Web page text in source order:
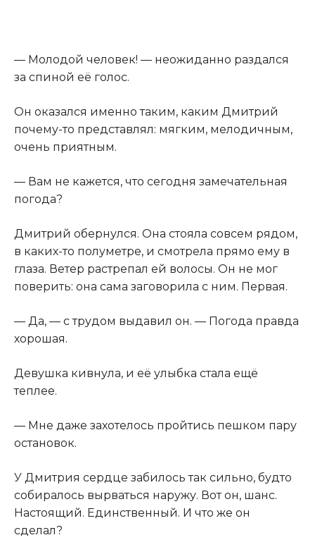
— Молодой человек! — неожиданно раздался
за спиной её голос.
Он оказался именно таким, каким Дмитрий
почему-то представлял: мягким, мелодичным,
очень приятным.
— Вам не кажется, что сегодня замечательная
погода?
Дмитрий обернулся. Она стояла совсем рядом,
в каких-то полуметре, и смотрела прямо ему в
глаза. Ветер растрепал ей волосы. Он не мог
поверить: она сама заговорила с ним. Первая.
— Да, — с трудом выдавил он. — Погода правда
хорошая.
Девушка кивнула, и её улыбка стала ещё
теплее.
— Мне даже захотелось пройтись пешком пару
остановок.
У Дмитрия сердце забилось так сильно, будто
собиралось вырваться наружу. Вот он, шанс.
Настоящий. Единственный. И что же он
сделал?